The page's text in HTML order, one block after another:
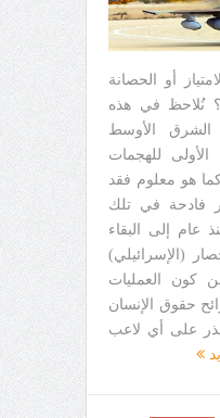
أو الحصانة
نُلاحظ في هذه
الشرق الأوسط
الأولى للهجمات
هو معلوم فقد
فادحة في تلك
عام إلى البقاء
(الإسرائيلي)
كون العمليات
حقوق الإنسان
على أي لاعب